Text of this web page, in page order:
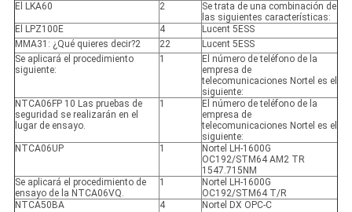
El LKA60
2
Se trata de una combinación de
las siguientes características:
El LPZ100E
4
Lucent 5ESS
MMA31: ¿Qué quieres decir?2
22
Lucent 5ESS
Se aplicará el procedimiento
siguiente:
1
El número de teléfono de la
empresa de
telecomunicaciones Nortel es el
siguiente:
NTCA06FP 10 Las pruebas de
seguridad se realizarán en el
lugar de ensayo.
1
El número de teléfono de la
empresa de
telecomunicaciones Nortel es el
siguiente:
NTCA06UP
1
Nortel LH-1600G
OC192/STM64 AM2 TR
1547.715NM
Se aplicará el procedimiento de
ensayo de la NTCA06VQ.
1
Nortel LH-1600G
OC192/STM64 T/R
NTCA50BA
4
Nortel DX OPC-C